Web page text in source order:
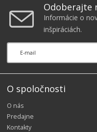
Odoberajte
Informácie o
inšpiráciách.
O spoločnosti
O nás
Predajne
Kontakty